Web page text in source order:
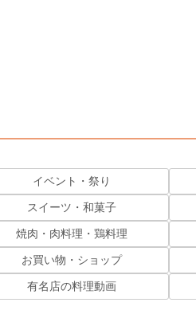
イベント・祭り
スイーツ・和菓子
焼肉・肉料理・鶏料理
お買い物・ショップ
有名店の料理動画